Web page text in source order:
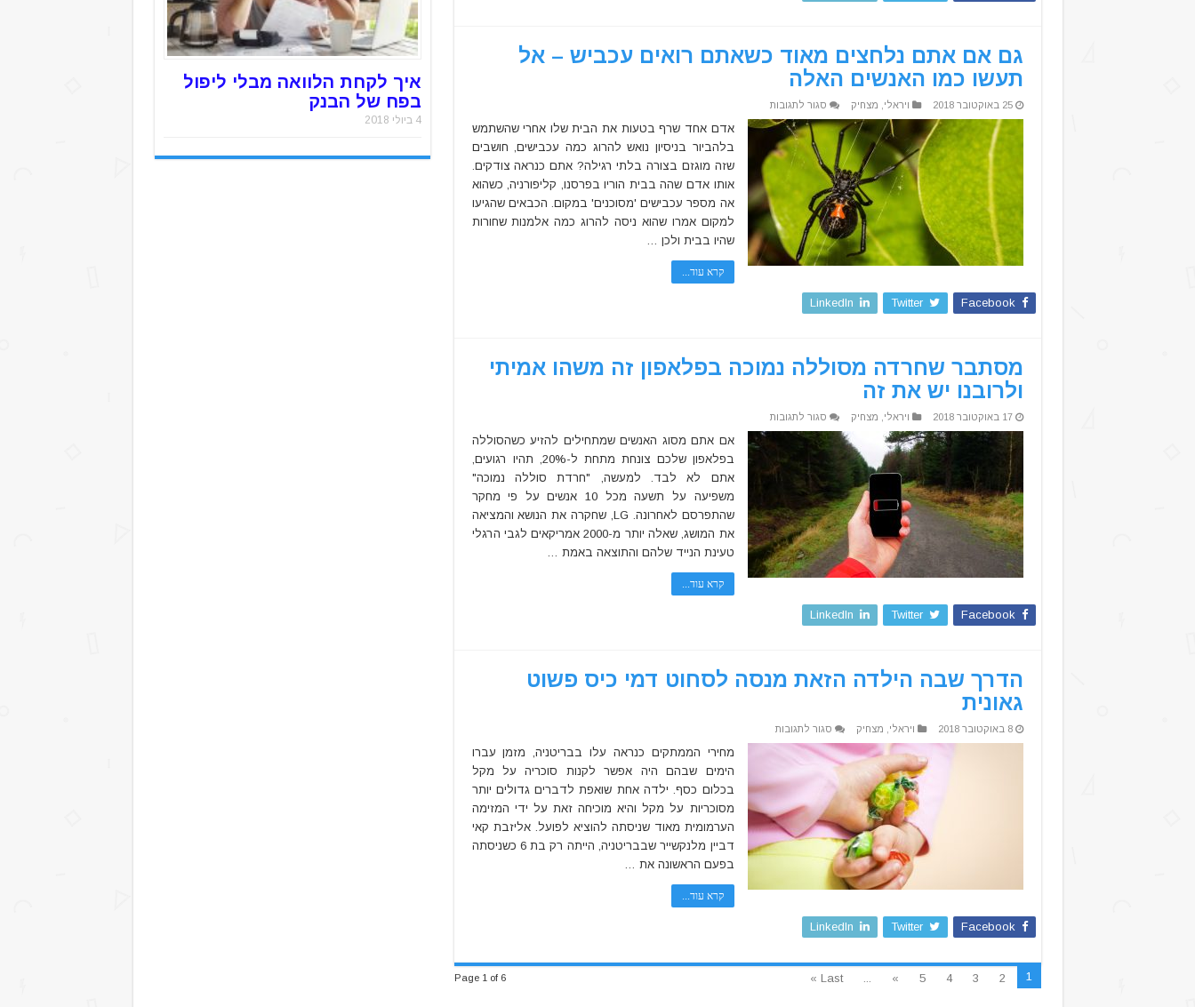
גם אם אתם נלחצים מאוד כשאתם רואים עכביש – אל
תעשו כמו האנשים האלה
25 באוקטובר 2018 ויראלי מצחיק סגור לתגובות
אם
מאוד
כשאתם
רואים
עכביש
–
אל
תעשו
כמו
האנשים
האלה
אדם אחד שרף בטעות את הבית שלו אחרי שהשתמש
בלהביור בניסיון נואש להרוג כמה עכבישים, חושבים
שזה מוגזם בצורה בלתי רגילה? אתם כנראה צודקים.
אותו אדם שהה בבית הוריו בפרסנו, קליפורניה, כשהוא
אה מספר עכבישים 'מסוכנים' במקום. הכבאים שהגיעו
למקום אמרו שהוא ניסה להרוג כמה אלמנות שחורות
שהיו בבית ולכן …
קרא עוד...
Facebook
Twitter
LinkedIn
מסתבר שחרדה מסוללה נמוכה בפלאפון זה משהו אמיתי
ולרובנו יש את זה
17 באוקטובר 2018 ויראלי מצחיק סגור לתגובות
שחרדה
מסוללה
נמוכה
ולרובנו
יש
את
זה
אם אתם מסוג האנשים שמתחילים להזיע כשהסוללה
בפלאפון שלכם צונחת מתחת ל-20%, תהיו רגועים,
אתם לא לבד. למעשה, "חרדת סוללה נמוכה"
משפיעה על תשעה מכל 10 אנשים על פי מחקר
שהתפרסם לאחרונה. LG, שחקרה את הנושא והמציאה
את המושג, שאלה יותר מ-2000 אמריקאים לגבי הרגלי
טעינת הנייד שלהם והתוצאה באמת …
קרא עוד...
Facebook
Twitter
LinkedIn
הדרך שבה הילדה הזאת מנסה לסחוט דמי כיס פשוט
גאונית
8 באוקטובר 2018 ויראלי מצחיק סגור לתגובות
מנסה
לסחוט
כיס
פשוט
גאונית
מחירי הממתקים כנראה עלו בבריטניה, מזמן עברו
הימים שבהם היה אפשר לקנות סוכריה על מקל
בכלום כסף. ילדה אחת שואפת לדברים גדולים יותר
מסוכריות על מקל והיא מוכיחה זאת על ידי המזימה
הערמומית מאוד שניסתה להוציא לפועל. אליזבת קאי
דביין מלנקשייר שבבריטניה, הייתה רק בת 6 כשניסתה
בפעם הראשונה את …
קרא עוד...
Facebook
Twitter
LinkedIn
Page 1 of 6 1
2
3
4
5
»
...
Last »
איך לקחת הלוואה מבלי ליפול
בפח של הבנק
4 ביולי 2018